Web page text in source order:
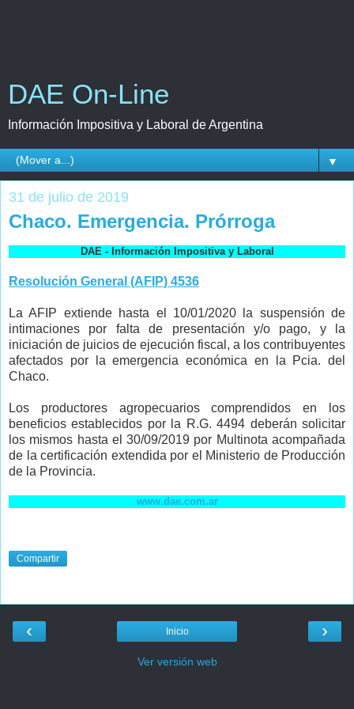
DAE On-Line
Información Impositiva y Laboral de Argentina
▼
31 de julio de 2019
Chaco. Emergencia. Prórroga
DAE - Información Impositiva y Laboral
Resolución General (AFIP) 4536
La AFIP extiende hasta el 10/01/2020 la suspensión de
intimaciones por falta de presentación y/o pago, y la
iniciación de juicios de ejecución fiscal, a los contribuyentes
afectados por la emergencia económica en la Pcia. del
Chaco.
Los productores agropecuarios comprendidos en los
beneficios establecidos por la R.G. 4494 deberán solicitar
los mismos hasta el 30/09/2019 por Multinota acompañada
de la certificación extendida por el Ministerio de Producción
de la Provincia.
www.dae.com.ar
Compartir
‹ ›
Inicio
Ver versión web